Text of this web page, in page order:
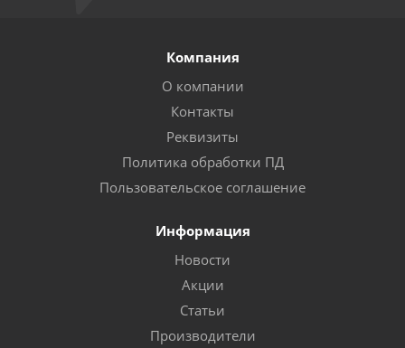
Компания
О компании
Контакты
Реквизиты
Политика обработки ПД
Пользовательское соглашение
Информация
Новости
Акции
Статьи
Производители